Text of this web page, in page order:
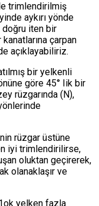
trimlendirilmiş
aykırı yönde
doğru iten bir
çarpan
açıklayabiliriz.
bir yelkenli
göre 45° Iik bir
rüzgarında (N),
rüzgar üstüne
iyi trimlendirilirse,
oluktan geçirerek,
olanaklaşır ve
yelken fazla